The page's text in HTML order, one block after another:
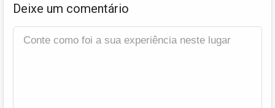
Deixe um comentário